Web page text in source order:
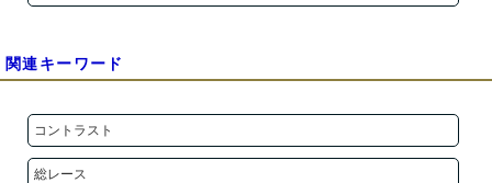
関連キーワード
コントラスト
総レース